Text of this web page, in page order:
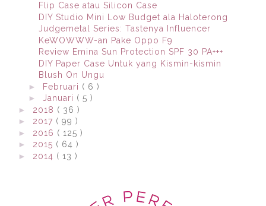
Flip Case atau Silicon Case
DIY Studio Mini Low Budget ala Haloterong
Judgemetal Series: Tastenya Influencer
KeWOWWW-an Pake Oppo F9
Review Emina Sun Protection SPF 30 PA+++
DIY Paper Case Untuk yang Kismin-kismin
Blush On Ungu
►
Februari ( 6 )
► Januari ( 5 )
► 2018 ( 36 )
► 2017 ( 99 )
► 2016 ( 125 )
► 2015 ( 64 )
► 2014 ( 13 )